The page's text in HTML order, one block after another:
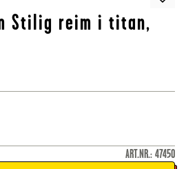
Stilig reim i titan,
ART.NR.: 47450